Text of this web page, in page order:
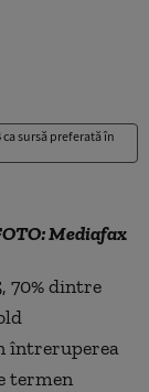
ca sursă preferată în
Mediafax
70% dintre
întreruperea
termen